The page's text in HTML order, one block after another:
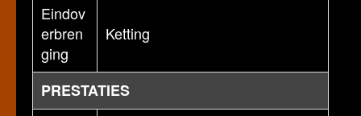
Eindov
erbren
ging
Ketting
PRESTATIES